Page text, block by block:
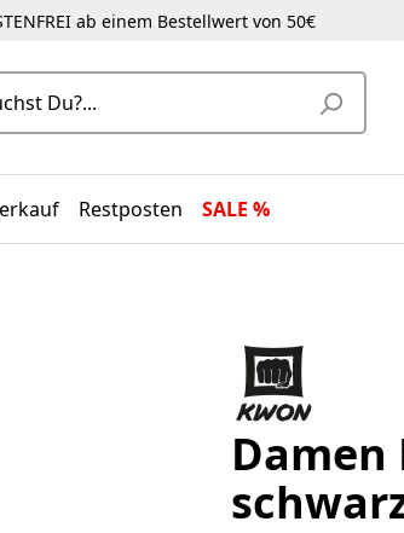
ab einem Bestellwert von 50€
Restposten SALE %